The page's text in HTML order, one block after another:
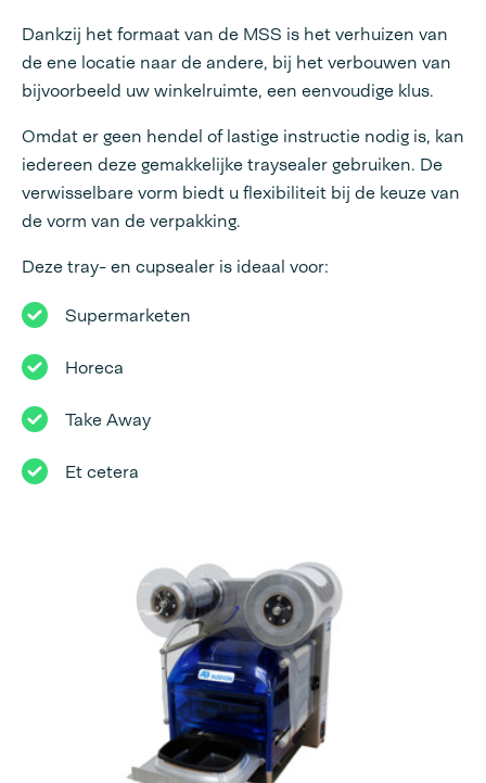
Dankzij het formaat van de MSS is het verhuizen van
de ene locatie naar de andere, bij het verbouwen van
bijvoorbeeld uw winkelruimte, een eenvoudige klus.
Omdat er geen hendel of lastige instructie nodig is, kan
iedereen deze gemakkelijke traysealer gebruiken. De
verwisselbare vorm biedt u flexibiliteit bij de keuze van
de vorm van de verpakking.
Deze tray- en cupsealer is ideaal voor:
Supermarketen
Horeca
Take Away
Et cetera